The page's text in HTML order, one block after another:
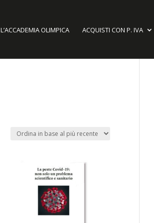
L’ACCADEMIA OLIMPICA ACQUISTI CON P. IVA